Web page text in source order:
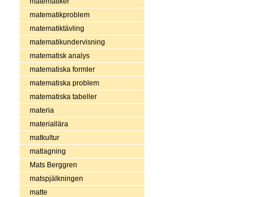
matematikproblem
matematiktävling
matematikundervisning
matematisk analys
matematiska formler
matematiska problem
matematiska tabeller
materia
materiallära
matkultur
matlagning
Mats Berggren
matspjälkningen
matte